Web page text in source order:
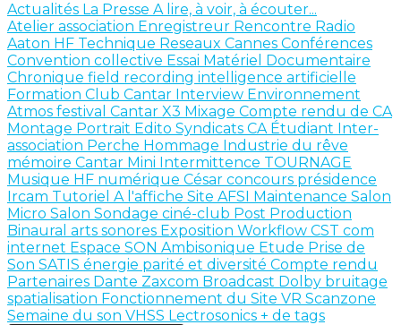
Actualités La Presse A lire, à voir, à écouter...
Atelier association Enregistreur Rencontre Radio
Aaton HF Technique Reseaux Cannes Conférences
Convention collective Essai Matériel Documentaire
Chronique field recording intelligence artificielle
Formation Club Cantar Interview Environnement
Atmos festival Cantar X3 Mixage Compte rendu de CA
Montage Portrait Edito Syndicats CA Étudiant Inter-
association Perche Hommage Industrie du rêve
mémoire Cantar Mini Intermittence TOURNAGE
Musique HF numérique César concours présidence
Ircam Tutoriel A l'affiche Site AFSI Maintenance Salon
Micro Salon Sondage ciné-club Post Production
Binaural arts sonores Exposition Workflow CST com
internet Espace SON Ambisonique Etude Prise de
Son SATIS énergie parité et diversité Compte rendu
Partenaires Dante Zaxcom Broadcast Dolby bruitage
spatialisation Fonctionnement du Site VR Scanzone
Semaine du son VHSS Lectrosonics + de tags